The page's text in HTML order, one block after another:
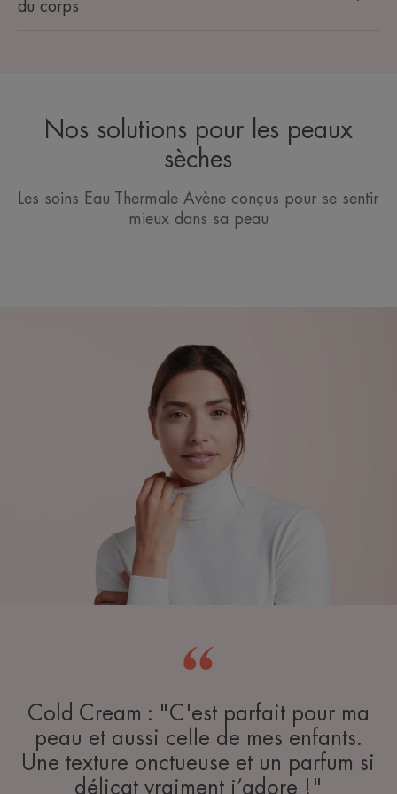
du corps
Nos solutions pour les peaux
sèches
Les soins Eau Thermale Avène conçus pour se sentir
mieux dans sa peau
Cold Cream : "C'est parfait pour ma
peau et aussi celle de mes enfants.
Une texture onctueuse et un parfum si
délicat vraiment j’adore !"